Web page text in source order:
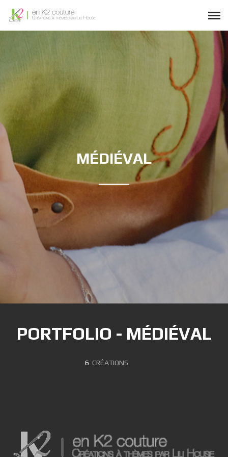
MÉDIÉVAL
PORTFOLIO - MÉDIÉVAL
6 CRÉATIONS